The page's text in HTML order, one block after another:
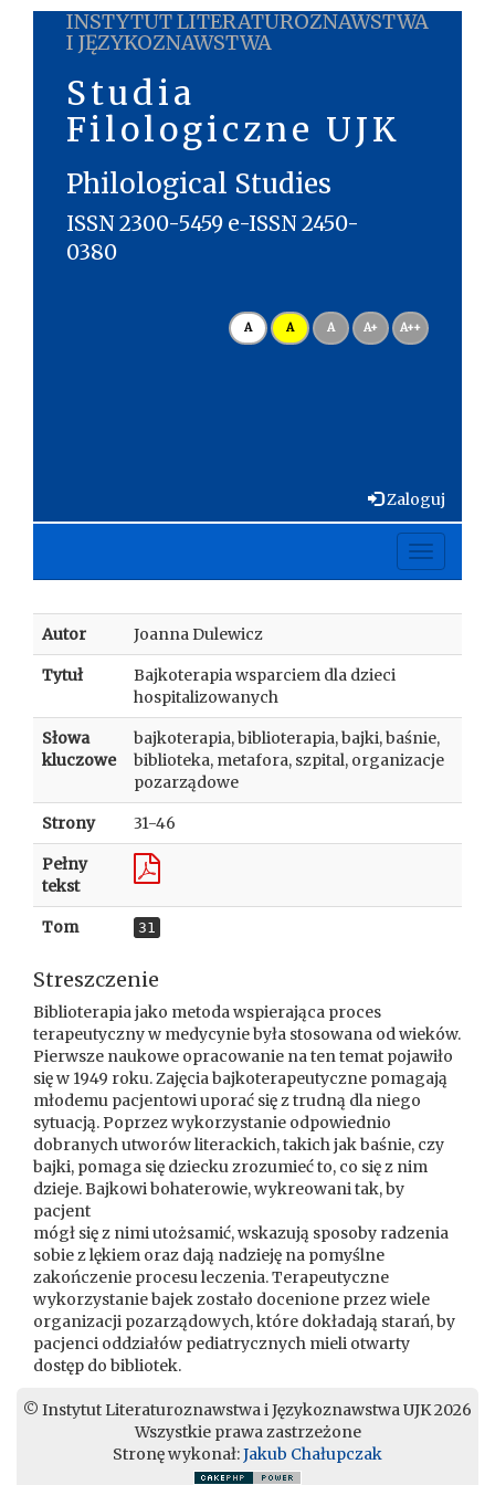
INSTYTUT LITERATUROZNAWSTWA
I JĘZYKOZNAWSTWA
Studia
Filologiczne UJK
Philological Studies
ISSN 2300-5459 e-ISSN 2450-
0380
A A A A+ A++
Zaloguj
Toggle
Autor Joanna Dulewicz
Tytuł
Bajkoterapia wsparciem dla dzieci
hospitalizowanych
Słowa
kluczowe
bajkoterapia, biblioterapia, bajki, baśnie,
biblioteka, metafora, szpital, organizacje
pozarządowe
Strony 31-46
Pełny
tekst
Tom 31
Streszczenie
Biblioterapia jako metoda wspierająca proces
terapeutyczny w medycynie była stosowana od wieków.
Pierwsze naukowe opracowanie na ten temat pojawiło
się w 1949 roku. Zajęcia bajkoterapeutyczne pomagają
młodemu pacjentowi uporać się z trudną dla niego
sytuacją. Poprzez wykorzystanie odpowiednio
dobranych utworów literackich, takich jak baśnie, czy
bajki, pomaga się dziecku zrozumieć to, co się z nim
dzieje. Bajkowi bohaterowie, wykreowani tak, by
pacjent
mógł się z nimi utożsamić, wskazują sposoby radzenia
sobie z lękiem oraz dają nadzieję na pomyślne
zakończenie procesu leczenia. Terapeutyczne
wykorzystanie bajek zostało docenione przez wiele
organizacji pozarządowych, które dokładają starań, by
pacjenci oddziałów pediatrycznych mieli otwarty
dostęp do bibliotek.
© Instytut Literaturoznawstwa i Językoznawstwa UJK 2026
Wszystkie prawa zastrzeżone
Stronę wykonał:Jakub Chałupczak